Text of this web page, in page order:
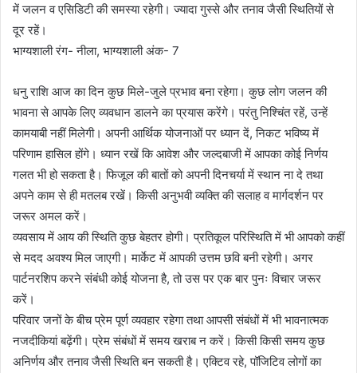
में जलन व एसिडिटी की समस्या रहेगी। ज्यादा गुस्से और तनाव जैसी स्थितियों से
दूर रहें।
भाग्यशाली रंग- नीला, भाग्यशाली अंक- 7
धनु राशि आज का दिन कुछ मिले-जुले प्रभाव बना रहेगा। कुछ लोग जलन की
भावना से आपके लिए व्यवधान डालने का प्रयास करेंगे। परंतु निश्चिंत रहें, उन्हें
कामयाबी नहीं मिलेगी। अपनी आर्थिक योजनाओं पर ध्यान दें, निकट भविष्य में
परिणाम हासिल होंगे। ध्यान रखें कि आवेश और जल्दबाजी में आपका कोई निर्णय
गलत भी हो सकता है। फिजूल की बातों को अपनी दिनचर्या में स्थान ना दे तथा
अपने काम से ही मतलब रखें। किसी अनुभवी व्यक्ति की सलाह व मार्गदर्शन पर
जरूर अमल करें।
व्यवसाय में आय की स्थिति कुछ बेहतर होगी। प्रतिकूल परिस्थिति में भी आपको कहीं
से मदद अवश्य मिल जाएगी। मार्केट में आपकी उत्तम छवि बनी रहेगी। अगर
पार्टनरशिप करने संबंधी कोई योजना है, तो उस पर एक बार पुनः विचार जरूर
करें।
परिवार जनों के बीच प्रेम पूर्ण व्यवहार रहेगा तथा आपसी संबंधों में भी भावनात्मक
नजदीकियां बढ़ेंगी। प्रेम संबंधों में समय खराब न करें। किसी किसी समय कुछ
अनिर्णय और तनाव जैसी स्थिति बन सकती है। एक्टिव रहे, पॉजिटिव लोगों का